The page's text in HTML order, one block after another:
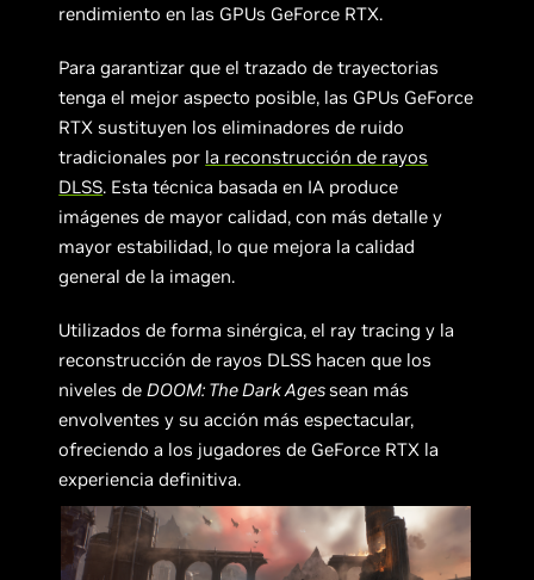
rendimiento en las GPUs GeForce RTX.
Para garantizar que el trazado de trayectorias
tenga el mejor aspecto posible, las GPUs GeForce
RTX sustituyen los eliminadores de ruido
tradicionales por la reconstrucción de rayos
DLSS. Esta técnica basada en IA produce
imágenes de mayor calidad, con más detalle y
mayor estabilidad, lo que mejora la calidad
general de la imagen.
Utilizados de forma sinérgica, el ray tracing y la
reconstrucción de rayos DLSS hacen que los
niveles de DOOM: The Dark Agessean más
envolventes y su acción más espectacular,
ofreciendo a los jugadores de GeForce RTX la
experiencia definitiva.